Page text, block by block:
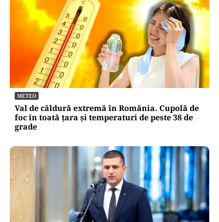
METEO
Val de căldură extremă în România. Cupolă de
foc în toată țara și temperaturi de peste 38 de
grade